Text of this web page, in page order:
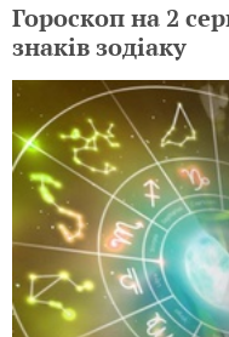
Гороскоп на 2
знаків зодіаку